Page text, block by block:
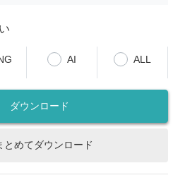
AI ALL
ダウンロード
とめてダウンロード